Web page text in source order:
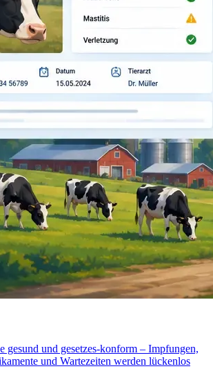
gesund und gesetzes-konform – Impfungen,
und Wartezeiten werden lückenlos